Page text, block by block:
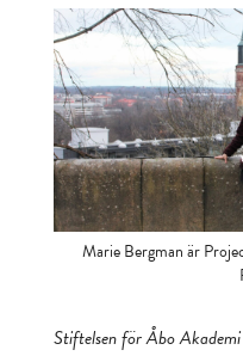
Marie Bergman är
Stiftelsen för Åbo